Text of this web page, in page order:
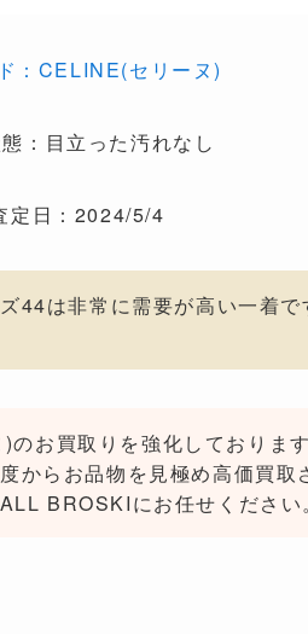
：CELINE(セリーヌ)
：目立った汚れなし
定日：2024/5/4
44は非常に需要が高い一着
お買取りを強化しておりま
らお品物を見極め高価買取
BROSKIにお任せください